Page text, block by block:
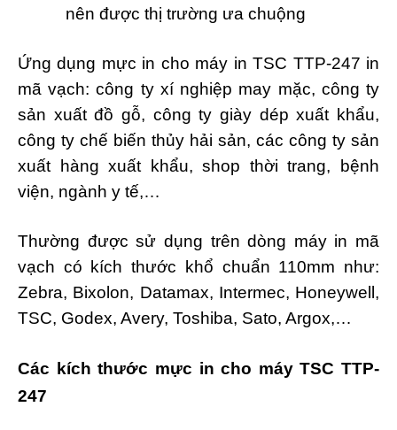
nên được thị trường ưa chuộng
Ứng dụng mực in cho máy in TSC TTP-247 in
mã vạch: công ty xí nghiệp may mặc, công ty
sản xuất đồ gỗ, công ty giày dép xuất khẩu,
công ty chế biến thủy hải sản, các công ty sản
xuất hàng xuất khẩu, shop thời trang, bệnh
viện, ngành y tế,…
Thường được sử dụng trên dòng máy in mã
vạch có kích thước khổ chuẩn 110mm như:
Zebra, Bixolon, Datamax, Intermec, Honeywell,
TSC, Godex, Avery, Toshiba, Sato, Argox,…
Các kích thước mực in cho máy TSC TTP-
247